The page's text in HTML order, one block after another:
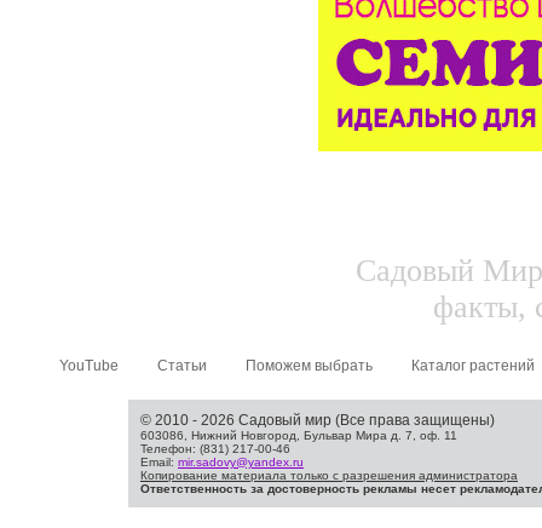
Садовый
факты,
YouTube Статьи Поможем выбрать Каталог растений
© 2010 - 2026 Садовый мир (Все права защищены)
603086, Нижний Новгород, Бульвар Мира д. 7, оф. 11
Телефон: (831) 217-00-46
Email: mir.sadovy@yandex.ru
Копирование материала только с разрешения администратора
Ответственность за достоверность рекламы несет